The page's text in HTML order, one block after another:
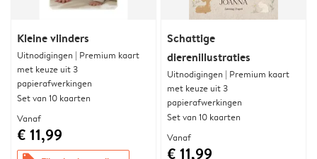
Kleine vlinders
Uitnodigingen | Premium kaart
met keuze uit 3
papierafwerkingen
Set van 10 kaarten
Vanaf
€ 11,99
Schattige
dierenillustraties
Uitnodigingen | Premium kaart
met keuze uit 3
papierafwerkingen
Set van 10 kaarten
Vanaf
€ 11,99